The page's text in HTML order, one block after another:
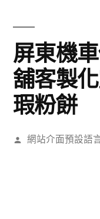
屏東機
舖客製
瑕粉餅
作
網站介面預設語